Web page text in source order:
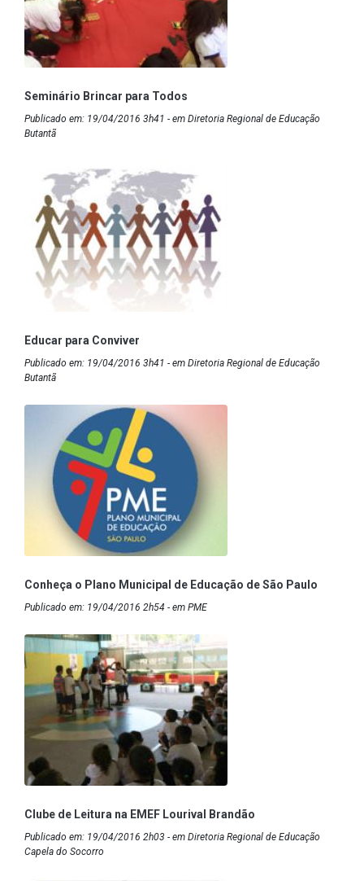
Seminário Brincar para Todos
Publicado em: 19/04/2016 3h41 - em Diretoria Regional de Educação
Butantã
Educar para Conviver
Publicado em: 19/04/2016 3h41 - em Diretoria Regional de Educação
Butantã
Conheça o Plano Municipal de Educação de São Paulo
Publicado em: 19/04/2016 2h54 - em PME
Clube de Leitura na EMEF Lourival Brandão
Publicado em: 19/04/2016 2h03 - em Diretoria Regional de Educação
Capela do Socorro